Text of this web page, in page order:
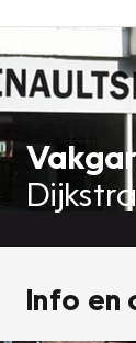
Dijkstra
Info en